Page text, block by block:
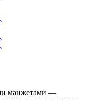
манжетами —